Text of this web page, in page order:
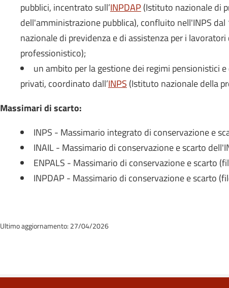
pubblici, incentrato sull’INPDAP (Istituto nazionale di
dell'amministrazione pubblica), confluito nell'INPS dal
nazionale di previdenza e di assistenza per i
professionistico);
un ambito per la gestione dei regimi pensionistici
privati, coordinato dall’INPS (Istituto nazionale della
Massimari di scarto:
INPS - Massimario integrato di conservazione e
INAIL - Massimario di conservazione e scarto
ENPALS - Massimario di conservazione e scarto
INPDAP - Massimario di conservazione e scarto
Ultimo aggiornamento: 27/04/2026